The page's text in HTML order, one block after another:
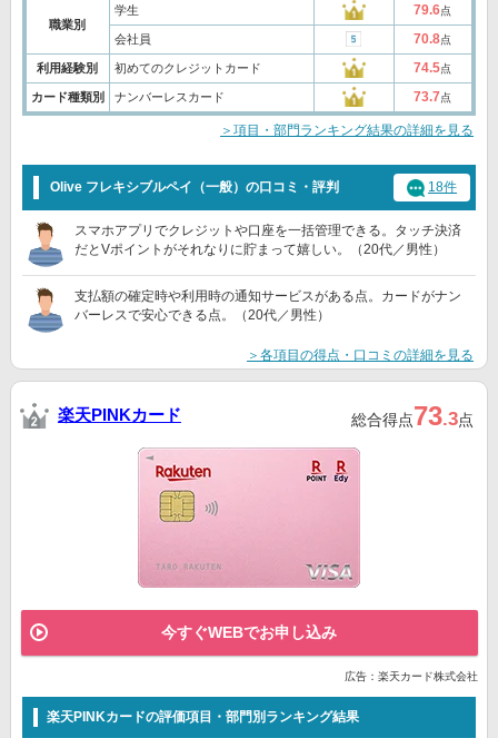
職業別
学生 79.6点
会社員 70.8点
利用経験別 初めてのクレジットカード 74.5点
カード種類別 ナンバーレスカード 73.7点
＞項目・部門ランキング結果の詳細を見る
Olive フレキシブルペイ（一般）の口コミ・評判 18件
スマホアプリでクレジットや口座を一括管理できる。タッチ決済
だとVポイントがそれなりに貯まって嬉しい。（20代／男性）
支払額の確定時や利用時の通知サービスがある点。カードがナン
バーレスで安心できる点。（20代／男性）
＞各項目の得点・口コミの詳細を見る
楽天PINKカード 総合得点73.3点
今すぐWEBでお申し込み
広告：楽天カード株式会社
楽天PINKカードの評価項目・部門別ランキング結果